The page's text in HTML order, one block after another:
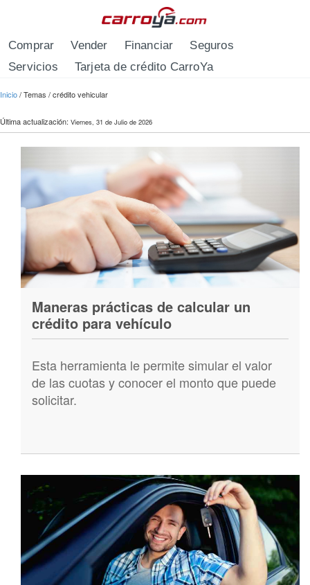
Comprar Vender Financiar
Seguros
Servicios
Tarjeta de crédito CarroYa
Se encuentra usted aquí
Inicio/Temas /crédito vehicular
Última actualización: Viernes, 31 de Julio de 2026
Maneras prácticas de calcular un
crédito para vehículo
Esta herramienta le permite simular el valor
de las cuotas y conocer el monto que puede
solicitar.